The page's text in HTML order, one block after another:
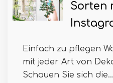
Sorten
Einfach zu pflegen
mit jeder Art von
Schauen Sie sich die...